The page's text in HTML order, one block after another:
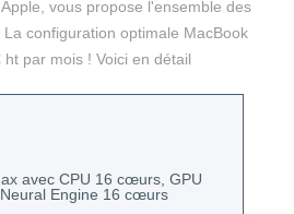
vous propose l'ensemble des
configuration optimale MacBook
par mois ! Voici en détail
avec CPU 16 cœurs, GPU
Engine 16 cœurs